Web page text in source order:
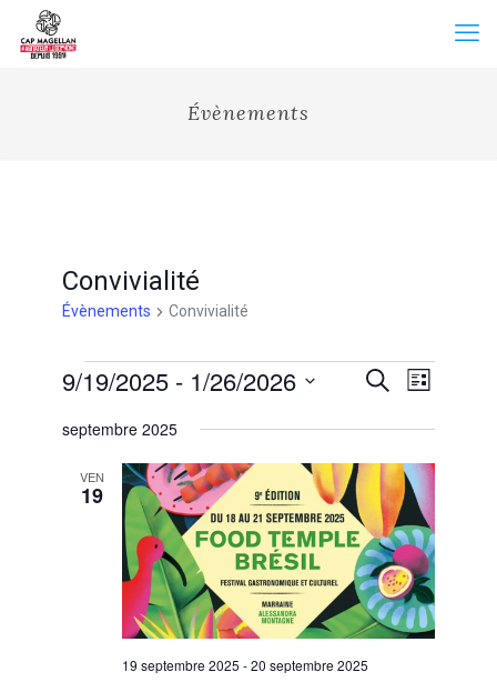
Évènements
Convivialité
Évènements Convivialité
Évènements
Recherche
vues
Évènements
Recherche
Navigation
de
Évènement
Liste
9/19/2025 - 1/26/2026
une
septembre 2025
VEN
19
19 septembre 2025 -20 septembre 2025